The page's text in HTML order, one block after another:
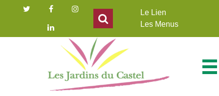
Le Lien
Les Menus
Panneau de gestion des cookies